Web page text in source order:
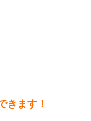
きます！